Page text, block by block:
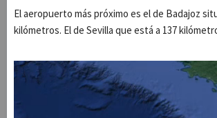
El aeropuerto más próximo es el de Badajoz
kilómetros. El de Sevilla que está a 137